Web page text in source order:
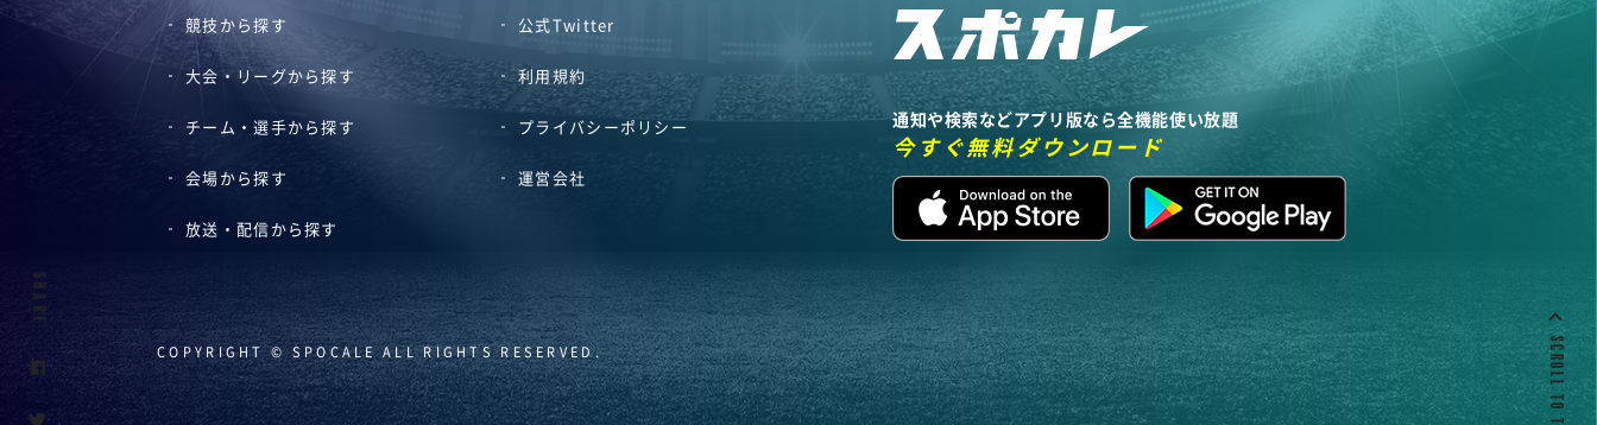
競技から探す
大会・リーグから探す
チーム・選手から探す
会場から探す
放送・配信から探す
公式Twitter
利用規約
プライバシーポリシー
運営会社
通知や検索などアプリ版なら全機能使い放題
今すぐ無料ダウンロード
COPYRIGHT © SPOCALE ALL RIGHTS RESERVED. SCROLL TO TOP
SHARE